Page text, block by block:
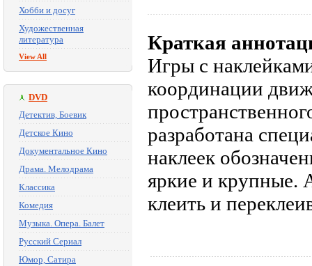
Хобби и досуг
Художественная
литература
View All
DVD
Детектив, Боевик
Детское Кино
Документальное Кино
Драма. Мелодрама
Классика
Комедия
Музыка. Опера. Балет
Русский Сериал
Юмор, Сатира
Краткая
Игры с
координации
разработана
наклеек
яркие и крупные.
клеить и